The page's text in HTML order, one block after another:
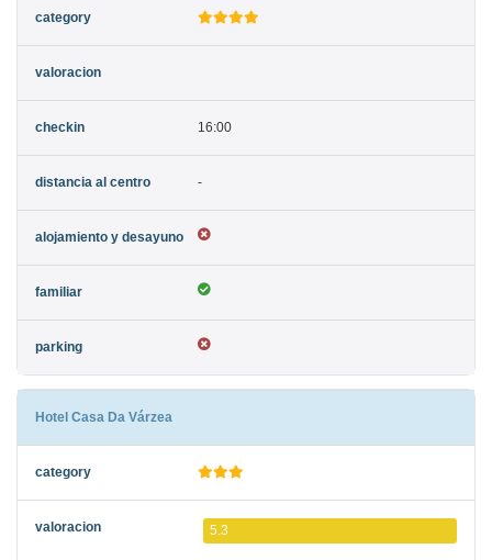
16:00
-
Hotel Casa Da Várzea
5.3